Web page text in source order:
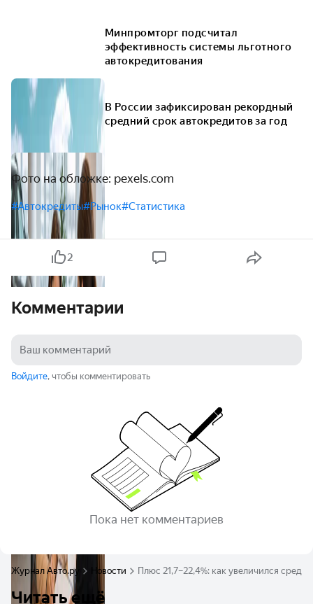
Минпромторг подсчитал
эффективность системы льготного
автокредитования
В России зафиксирован рекордный
средний срок автокредитов за год
Фото на обложке: pexels.com
#Автокредиты#Рынок#Статистика
2
Комментарии
Войдите, чтобы комментировать
Пока нет комментариев
Журнал Авто.ру Новости Плюс 21,7–22,4%: как увеличился
Читать ещё